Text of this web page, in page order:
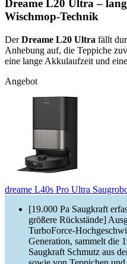
Dreame L20 Ultra –
Wischmop-Technik
DerDreame L20 Ultra fällt
Anhebung auf, die Teppiche
eine lange Akkulaufzeit und
Angebot
dreame L40s Pro Ultra
[19.000 Pa Saugkraft
größere Rückstände]
TurboForce-
Generation, sammelt die
Saugkraft Schmutz aus